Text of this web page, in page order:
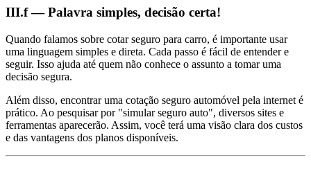
III.f — Palavra simples, decisão certa!
Quando falamos sobre cotar seguro para carro, é importante usar
uma linguagem simples e direta. Cada passo é fácil de entender e
seguir. Isso ajuda até quem não conhece o assunto a tomar uma
decisão segura.
Além disso, encontrar uma cotação seguro automóvel pela internet é
prático. Ao pesquisar por "simular seguro auto", diversos sites e
ferramentas aparecerão. Assim, você terá uma visão clara dos custos
e das vantagens dos planos disponíveis.